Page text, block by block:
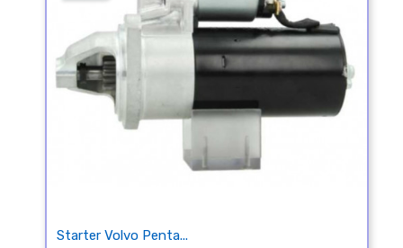
Starter Volvo Penta...